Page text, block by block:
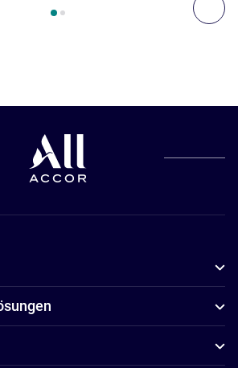
anderen Etablissements in der Nähe